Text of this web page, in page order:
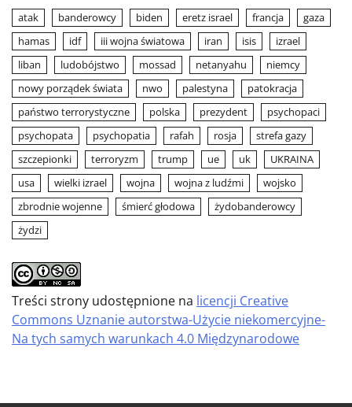
atak banderowcy biden eretz israel francja
gaza
hamas
idf iii wojna światowa iran isis
izrael
liban
ludobójstwo mossad netanyahu
niemcy
nowy porządek świata
nwo palestyna
patokracja
państwo terrorystyczne
polska prezydent
psychopaci
psychopata
psychopatia rafah rosja
strefa gazy
szczepionki
terroryzm trump ue uk
UKRAINA
usa
wielki izrael wojna wojna z ludźmi
wojsko
zbrodnie wojenne
śmierć głodowa
żydobanderowcy
żydzi
Treści strony udostępnione na licencji Creative
Commons Uznanie autorstwa-Użycie niekomercyjne-
Na tych samych warunkach 4.0 Międzynarodowe